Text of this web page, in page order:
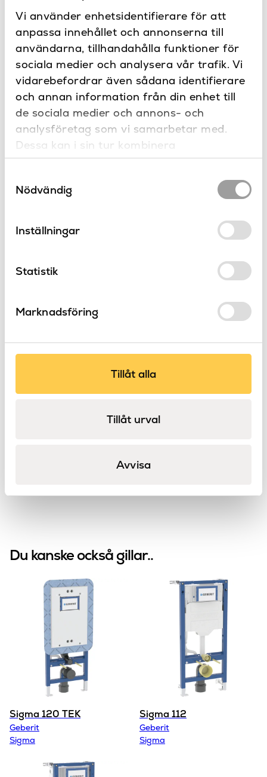
Vi använder enhetsidentifierare för att
anpassa innehållet och annonserna till
användarna, tillhandahålla funktioner för
sociala medier och analysera vår trafik. Vi
vidarebefordrar även sådana identifierare
och annan information från din enhet till
de sociala medier och annons- och
analysföretag som vi samarbetar med.
Dessa kan i sin tur kombinera
informationen med annan information som
samlat in när du har använt deras tjänster.
Nödvändig
Inställningar
Statistik
Marknadsföring
Tillåt alla
Tillåt urval
Avvisa
Höjd (mm) 152
Material Glas, Rostfritt
Serie Sigma40 Square
Produkter
i serien Sigma
Sigma50 square rödguld
Sigma10 round
Du kanske också gillar..
Sigma 120 TEK
Geberit
Sigma
Sigma 112
Geberit
Sigma